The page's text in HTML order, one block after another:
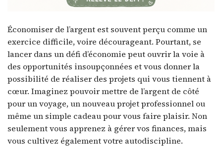
Économiser de l’argent est souvent perçu comme un
exercice difficile, voire décourageant. Pourtant, se
lancer dans un défi d’économie peut ouvrir la voie à
des opportunités insoupçonnées et vous donner la
possibilité de réaliser des projets qui vous tiennent à
cœur. Imaginez pouvoir mettre de l’argent de côté
pour un voyage, un nouveau projet professionnel ou
même un simple cadeau pour vous faire plaisir. Non
seulement vous apprenez à gérer vos finances, mais
vous cultivez également votre autodiscipline.